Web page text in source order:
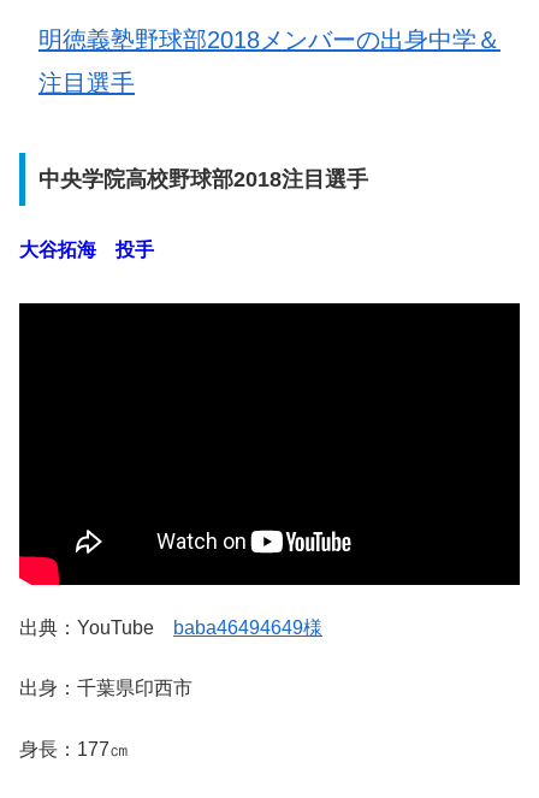
明徳義塾野球部2018メンバーの出身中学＆
注目選手
中央学院高校野球部2018注目選手
大谷拓海 投手
出典：YouTube baba46494649様
出身：千葉県印西市
身長：177㎝